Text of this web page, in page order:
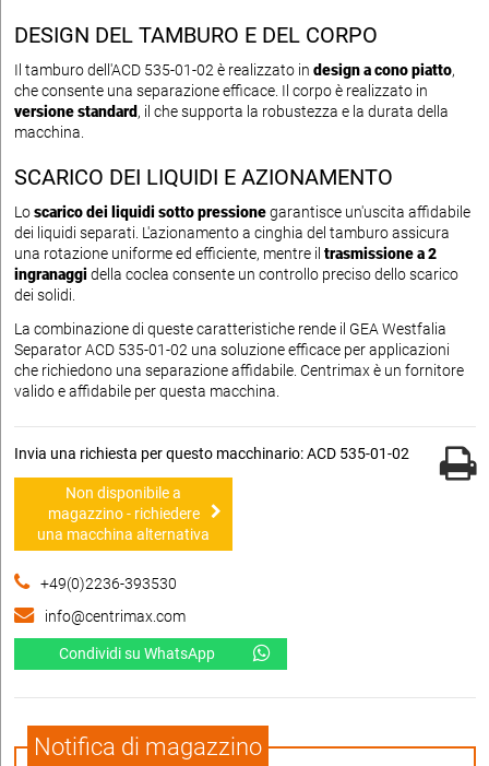
DESIGN DEL TAMBURO E DEL CORPO
Il tamburo dell'ACD 535-01-02 è realizzato in design a cono piatto,
che consente una separazione efficace. Il corpo è realizzato in
versione standard , il che supporta la robustezza e la durata della
macchina.
SCARICO DEI LIQUIDI E AZIONAMENTO
Loscarico dei liquidi sotto pressionegarantisce un'uscita affidabile
dei liquidi separati. L'azionamento a cinghia del tamburo assicura
una rotazione uniforme ed efficiente, mentre il trasmissione a 2
ingranaggi della coclea consente un controllo preciso dello scarico
dei solidi.
La combinazione di queste caratteristiche rende il GEA Westfalia
Separator ACD 535-01-02 una soluzione efficace per applicazioni
che richiedono una separazione affidabile. Centrimax è un fornitore
valido e affidabile per questa macchina.
Invia una richiesta per questo macchinario: ACD 535-01-02
Non disponibile a
magazzino - richiedere
una macchina alternativa
+49(0)2236-393530
info@centrimax.com
Condividi su WhatsApp
Notifica di magazzino